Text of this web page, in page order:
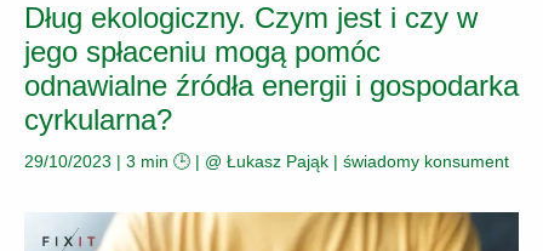
Dług ekologiczny. Czym jest i czy w
jego spłaceniu mogą pomóc
odnawialne źródła energii i gospodarka
cyrkularna?
29/10/2023 | 3 min 🕒 | @ Łukasz Pająk | świadomy konsument